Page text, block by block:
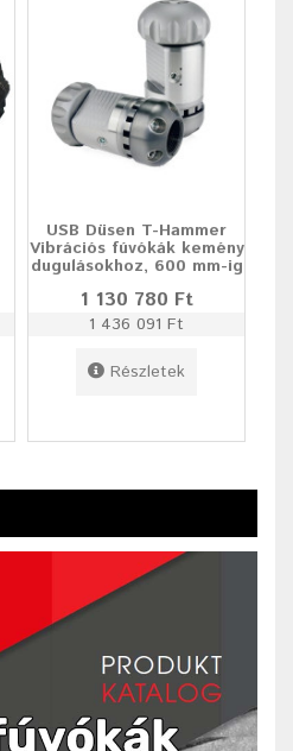
USB Düsen T-Hammer
Vibrációs fúvókák kemény
dugulásokhoz, 600 mm-ig
1 130 780 Ft
1 436 091 Ft
Részletek